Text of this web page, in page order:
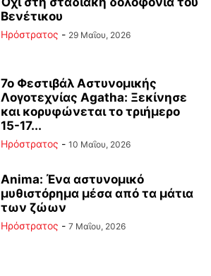
Βενέτικου
Ηρόστρατος - 29 Μαΐου, 2026
7ο Φεστιβάλ Αστυνομικής
Λογοτεχνίας Agatha: Ξεκίνησε
και κορυφώνεται το τριήμερο
15-17...
Ηρόστρατος - 10 Μαΐου, 2026
Anima: Ένα αστυνομικό
μυθιστόρημα μέσα από τα μάτια
των ζώων
Ηρόστρατος - 7 Μαΐου, 2026